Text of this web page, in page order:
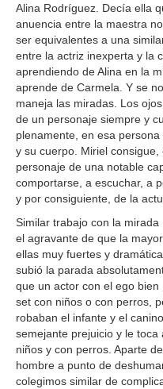
Alina Rodríguez. Decía ella
anuencia entre la maestra
ser equivalentes a una
entre la actriz inexperta y la
aprendiendo de Alina en la
aprende de Carmela. Y se
maneja las miradas. Los
de un personaje siempre y
plenamente, en esa
y su cuerpo. Miriel
personaje de una notable
comportarse, a escuchar, a
y por consiguiente, de la
Similar trabajo con la
el agravante de que la
ellas muy fuertes y
subió la parada
que un actor con el ego
set con niños o con perros,
robaban el infante y el
semejante prejuicio y le toca
niños y con perros. Aparte
hombre a punto de
colegimos similar de